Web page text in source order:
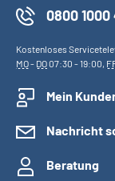
0800 1000
Kostenloses
MO- DO07:30 - 19:00,
Mein
Nachricht
Beratung